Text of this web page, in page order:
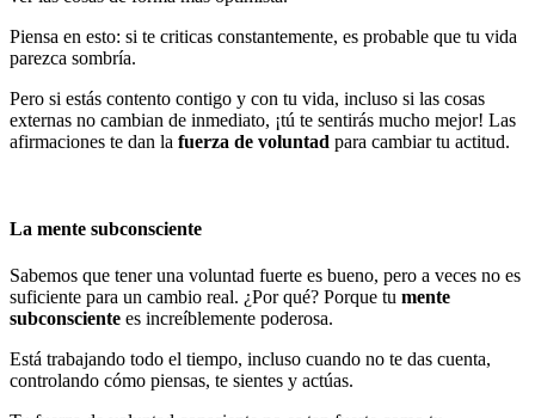
Piensa en esto: si te criticas constantemente, es probable que tu vida
parezca sombría.
Pero si estás contento contigo y con tu vida, incluso si las cosas
externas no cambian de inmediato, ¡tú te sentirás mucho mejor! Las
afirmaciones te dan la fuerza de voluntad para cambiar tu actitud.
La mente subconsciente
Sabemos que tener una voluntad fuerte es bueno, pero a veces no es
suficiente para un cambio real. ¿Por qué? Porque tu mente
subconsciente es increíblemente poderosa.
Está trabajando todo el tiempo, incluso cuando no te das cuenta,
controlando cómo piensas, te sientes y actúas.